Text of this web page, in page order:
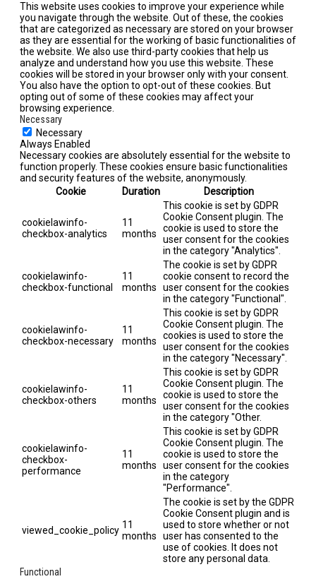
This website uses cookies to improve your experience while
you navigate through the website. Out of these, the cookies
that are categorized as necessary are stored on your browser
as they are essential for the working of basic functionalities of
the website. We also use third-party cookies that help us
analyze and understand how you use this website. These
cookies will be stored in your browser only with your consent.
You also have the option to opt-out of these cookies. But
opting out of some of these cookies may affect your
browsing experience.
Necessary
Necessary
Always Enabled
Necessary cookies are absolutely essential for the website to
function properly. These cookies ensure basic functionalities
and security features of the website, anonymously.
Cookie
Duration Description
cookielawinfo-
checkbox-analytics
11
months
This cookie is set by GDPR
Cookie Consent plugin. The
cookie is used to store the
user consent for the cookies
in the category "Analytics".
cookielawinfo-
checkbox-functional
11
months
The cookie is set by GDPR
cookie consent to record the
user consent for the cookies
in the category "Functional".
cookielawinfo-
checkbox-necessary
11
months
This cookie is set by GDPR
Cookie Consent plugin. The
cookies is used to store the
user consent for the cookies
in the category "Necessary".
cookielawinfo-
checkbox-others
11
months
This cookie is set by GDPR
Cookie Consent plugin. The
cookie is used to store the
user consent for the cookies
in the category "Other.
cookielawinfo-
checkbox-
performance
11
months
This cookie is set by GDPR
Cookie Consent plugin. The
cookie is used to store the
user consent for the cookies
in the category
"Performance".
viewed_cookie_policy 11
months
The cookie is set by the GDPR
Cookie Consent plugin and is
used to store whether or not
user has consented to the
use of cookies. It does not
store any personal data.
Functional